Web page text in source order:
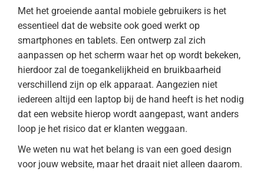
Met het groeiende aantal mobiele gebruikers is het
essentieel dat de website ook goed werkt op
smartphones en tablets. Een ontwerp zal zich
aanpassen op het scherm waar het op wordt bekeken,
hierdoor zal de toegankelijkheid en bruikbaarheid
verschillend zijn op elk apparaat. Aangezien niet
iedereen altijd een laptop bij de hand heeft is het nodig
dat een website hierop wordt aangepast, want anders
loop je het risico dat er klanten weggaan.
We weten nu wat het belang is van een goed design
voor jouw website, maar het draait niet alleen daarom.